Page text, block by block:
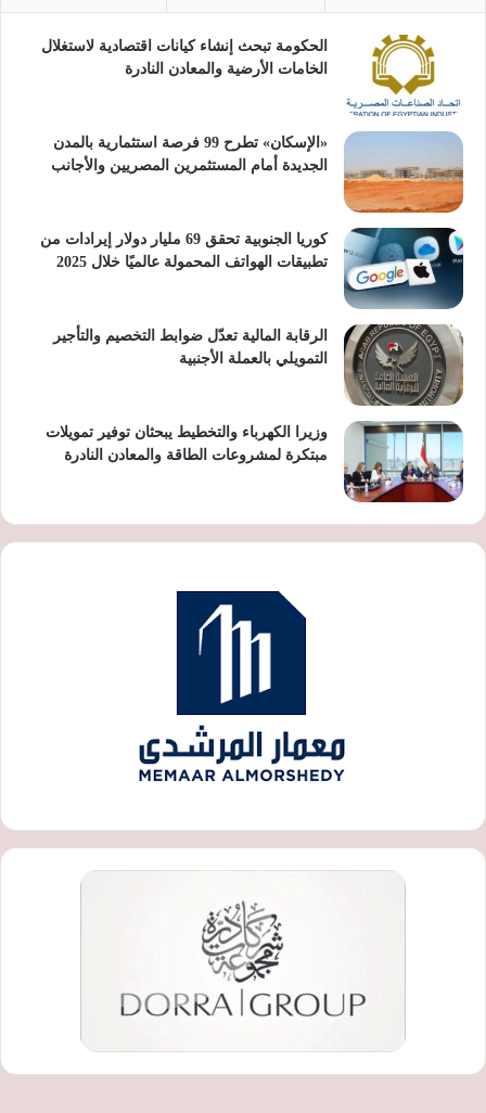
الحكومة تبحث إنشاء كيانات اقتصادية لاستغلال
الخامات الأرضية والمعادن النادرة
«الإسكان» تطرح 99 فرصة استثمارية بالمدن
الجديدة أمام المستثمرين المصريين والأجانب
كوريا الجنوبية تحقق 69 مليار دولار إيرادات من
تطبيقات الهواتف المحمولة عالميًا خلال 2025
الرقابة المالية تعدّل ضوابط التخصيم والتأجير
التمويلي بالعملة الأجنبية
وزيرا الكهرباء والتخطيط يبحثان توفير تمويلات
مبتكرة لمشروعات الطاقة والمعادن النادرة